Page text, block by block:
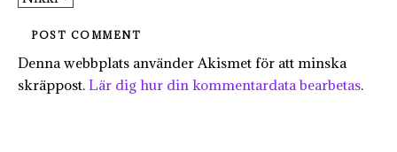
Denna webbplats använder Akismet för att minska
skräppost. Lär dig hur din kommentardata bearbetas.